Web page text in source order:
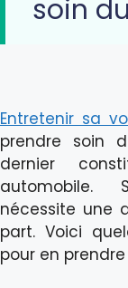
soin
Entretenir sa
prendre soin
dernier
automobile.
nécessite une
part. Voici
pour en prendre